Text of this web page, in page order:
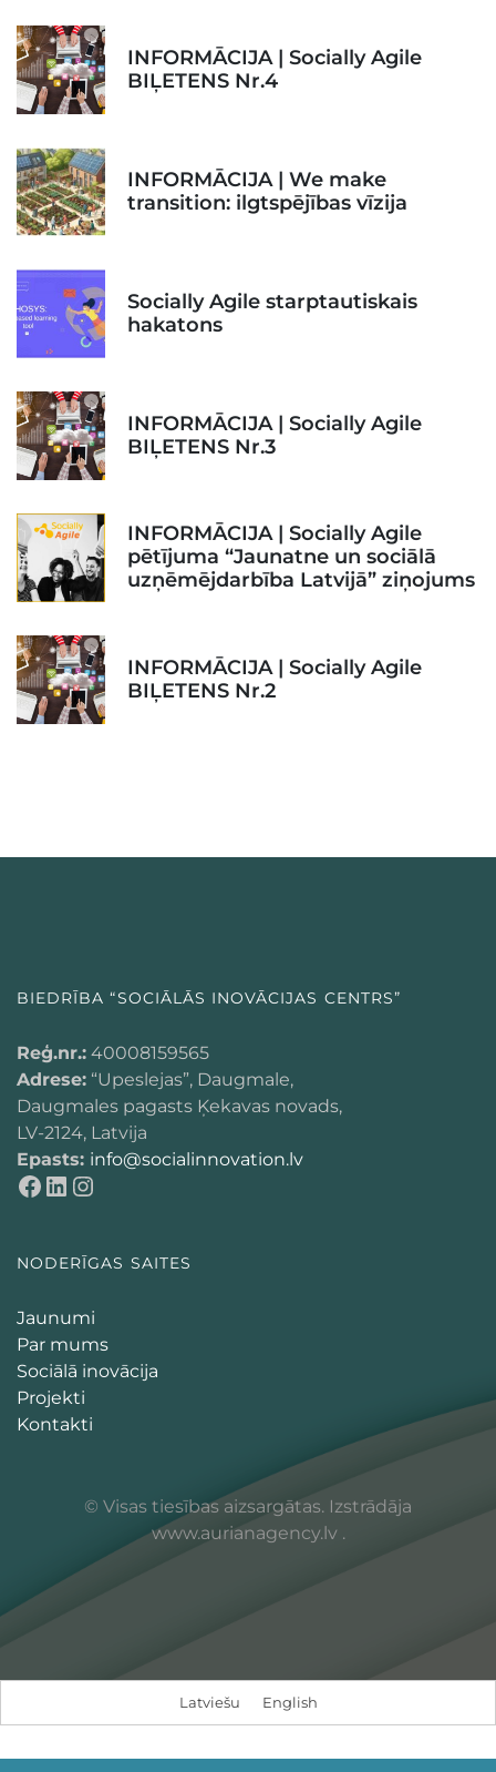
INFORMĀCIJA | Socially Agile
BIĻETENS Nr.4
INFORMĀCIJA | We make
transition: ilgtspējības vīzija
Socially Agile starptautiskais
hakatons
INFORMĀCIJA | Socially Agile
BIĻETENS Nr.3
INFORMĀCIJA | Socially Agile
pētījuma “Jaunatne un sociālā
uzņēmējdarbība Latvijā” ziņojums
INFORMĀCIJA | Socially Agile
BIĻETENS Nr.2
BIEDRĪBA “SOCIĀLĀS INOVĀCIJAS CENTRS”
Reģ.nr.: 40008159565
Adrese: “Upeslejas”, Daugmale,
Daugmales pagasts Ķekavas novads,
LV-2124, Latvija
Epasts: info@socialinnovation.lv
NODERĪGAS SAITES
Jaunumi
Par mums
Sociālā inovācija
Projekti
Kontakti
© Visas tiesības aizsargātas. Izstrādāja
www.aurianagency.lv .
Latviešu English